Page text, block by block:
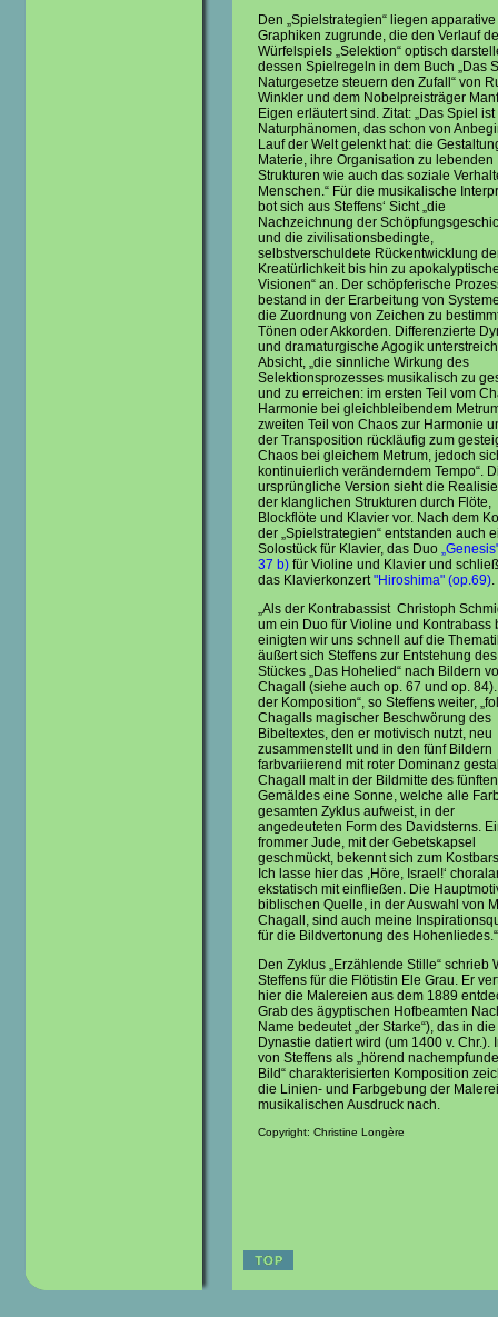
Den „Spielstrategien“ liegen apparative
Graphiken zugrunde, die den Verlauf
Würfelspiels „Selektion“ optisch
dessen Spielregeln in dem Buch „Das
Naturgesetze steuern den Zufall“ von
Winkler und dem Nobelpreisträger
Eigen erläutert sind. Zitat: „Das Spiel
Naturphänomen, das schon von
Lauf der Welt gelenkt hat: die
Materie, ihre Organisation zu lebenden
Strukturen wie auch das soziale
Menschen.“ Für die musikalische
bot sich aus Steffens‘ Sicht „die
Nachzeichnung der
und die zivilisationsbedingte,
selbstverschuldete Rückentwicklung
Kreatürlichkeit bis hin zu
Visionen“ an. Der schöpferische
bestand in der Erarbeitung von
die Zuordnung von Zeichen zu
Tönen oder Akkorden. Differenzierte
und dramaturgische Agogik
Absicht, „die sinnliche Wirkung des
Selektionsprozesses musikalisch zu
und zu erreichen: im ersten Teil vom
Harmonie bei gleichbleibendem
zweiten Teil von Chaos zur Harmonie
der Transposition rückläufig zum
Chaos bei gleichem Metrum, jedoch
kontinuierlich veränderndem Tempo“.
ursprüngliche Version sieht die
der klanglichen Strukturen durch Flöte,
Blockflöte und Klavier vor. Nach dem
der „Spielstrategien“ entstanden auch
Solostück für Klavier, das Duo
37 b) für Violine und Klavier und
das Klavierkonzert"Hiroshima" (op.69).
„Als der Kontrabassist Christoph
um ein Duo für Violine und Kontrabass
einigten wir uns schnell auf die
äußert sich Steffens zur Entstehung des
Stückes „Das Hohelied“ nach Bildern
Chagall (siehe auch op. 67 und op. 84).
der Komposition“, so Steffens weiter,
Chagalls magischer Beschwörung des
Bibeltextes, den er motivisch nutzt, neu
zusammenstellt und in den fünf Bildern
farbvariierend mit roter Dominanz
Chagall malt in der Bildmitte des fünften
Gemäldes eine Sonne, welche alle
gesamten Zyklus aufweist, in der
angedeuteten Form des Davidsterns.
frommer Jude, mit der Gebetskapsel
geschmückt, bekennt sich zum
Ich lasse hier das ,Höre, Israel!‘
ekstatisch mit einfließen. Die
biblischen Quelle, in der Auswahl von
Chagall, sind auch meine
für die Bildvertonung des Hohenliedes.“
Den Zyklus „Erzählende Stille“ schrieb
Steffens für die Flötistin Ele Grau. Er
hier die Malereien aus dem 1889
Grab des ägyptischen Hofbeamten
Name bedeutet „der Starke“), das in
Dynastie datiert wird (um 1400 v. Chr.).
von Steffens als „hörend
Bild“ charakterisierten Komposition
die Linien- und Farbgebung der
musikalischen Ausdruck nach.
Copyright: Christine Longère